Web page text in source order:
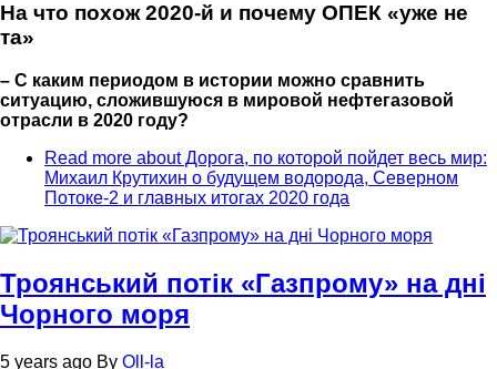
На что похож 2020-й и почему ОПЕК «уже не
та»
– С каким периодом в истории можно сравнить
ситуацию, сложившуюся в мировой нефтегазовой
отрасли в 2020 году?
Read more about Дорога, по которой пойдет весь мир:
Михаил Крутихин о будущем водорода, Северном
Потоке-2 и главных итогах 2020 года
Троянський потік «Газпрому» на дні
Чорного моря
5 years ago By Oll-la